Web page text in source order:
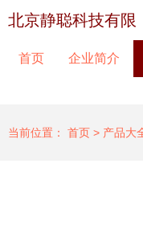
北京静聪科技有限
首页 企业简介
当前位置： 首页 > 产品大